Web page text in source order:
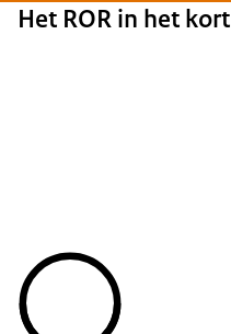
Het ROR in het kort